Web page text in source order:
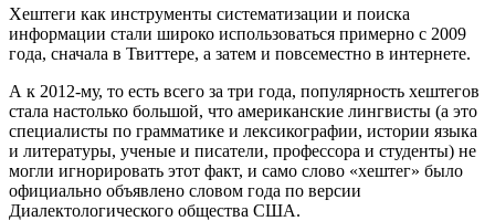
Хештеги как инструменты систематизации и поиска
информации стали широко использоваться примерно с 2009
года, сначала в Твиттере, а затем и повсеместно в интернете.
А к 2012-му, то есть всего за три года, популярность хештегов
стала настолько большой, что американские лингвисты (а это
специалисты по грамматике и лексикографии, истории языка
и литературы, ученые и писатели, профессора и студенты) не
могли игнорировать этот факт, и само слово «хештег» было
официально объявлено словом года по версии
Диалектологического общества США.